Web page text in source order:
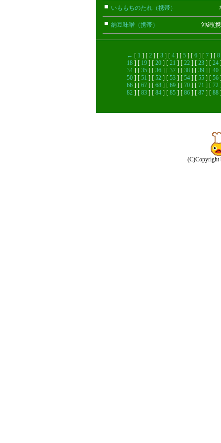
いももちのたれ（携帯） なお(携
納豆味噌（携帯） 沖縄(携帯)
← [ 1 ] [ 2 ] [ 3 ] [ 4 ] [ 5 ] [ 6 ] [ 7 ] [ 8
18 ] [ 19 ] [ 20 ] [ 21 ] [ 22 ] [ 23 ] [ 24
34 ] [ 35 ] [ 36 ] [ 37 ] [ 38 ] [ 39 ] [ 40
50 ] [ 51 ] [ 52 ] [ 53 ] [ 54 ] [ 55 ] [ 56
66 ] [ 67 ] [ 68 ] [ 69 ] [ 70 ] [ 71 ] [ 72
82 ] [ 83 ] [ 84 ] [ 85 ] [ 86 ] [ 87 ] [ 88